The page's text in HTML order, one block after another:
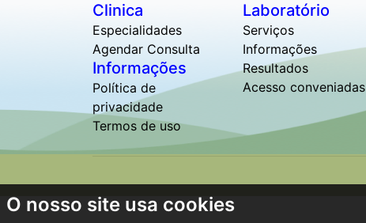
O nosso site usa cookies
Clinica
Especialidades
Agendar Consulta
Informações
Política de
privacidade
Termos de uso
Laboratório
Serviços
Informações
Resultados
Acesso conveniadas